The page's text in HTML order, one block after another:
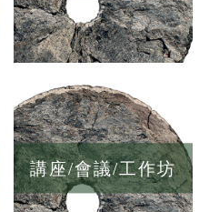
講座/會議/工作坊